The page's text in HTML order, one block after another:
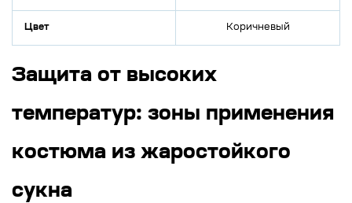
Цвет Коричневый
Защита от высоких
температур: зоны применения
костюма из жаростойкого
сукна